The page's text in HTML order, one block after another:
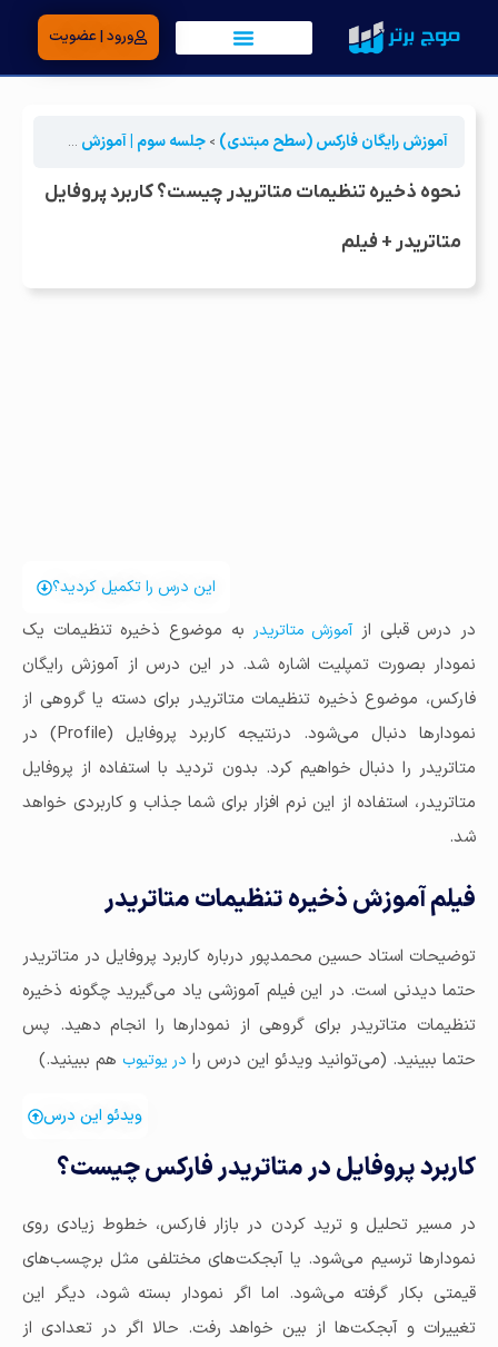
ورود | عضویت
آموزش رایگان فارکس (سطح مبتدی) جلسه سوم | آموزش متاتریدر
نحوه ذخیره تنظیمات متاتریدر چیست؟ کاربرد پروفایل
متاتریدر + فیلم
این درس را تکمیل کردید؟
در درس قبلی ازآموزش متاتریدر به موضوع ذخیره تنظیمات یک
نمودار بصورت تمپلیت اشاره شد. در این درس از آموزش رایگان
فارکس، موضوع ذخیره تنظیمات متاتریدر برای دسته یا گروهی از
نمودارها دنبال می‌شود. درنتیجه کاربرد پروفایل (Profile) در
متاتریدر را دنبال خواهیم کرد. بدون تردید با استفاده از پروفایل
متاتریدر، استفاده از این نرم افزار برای شما جذاب و کاربردی خواهد
شد.
فیلم آموزش ذخیره تنظیمات متاتریدر
توضیحات استاد حسین محمدپور درباره کاربرد پروفایل در متاتریدر
حتما دیدنی است. در این فیلم آموزشی یاد می‌گیرید چگونه ذخیره
تنظیمات متاتریدر برای گروهی از نمودارها را انجام دهید. پس
حتما ببینید. (می‌توانید ویدئو این درس را در یوتیوب هم ببینید.)
ویدئو این درس
کاربرد پروفایل در متاتریدر فارکس چیست؟
در مسیر تحلیل و ترید کردن در بازار فارکس، خطوط زیادی روی
نمودارها ترسیم می‌شود. یا آبجکت‌های مختلفی مثل برچسب‌های
قیمتی بکار گرفته می‌شود. اما اگر نمودار بسته شود، دیگر این
تغییرات و آبجکت‌ها از بین خواهد رفت. حالا اگر در تعدادی از